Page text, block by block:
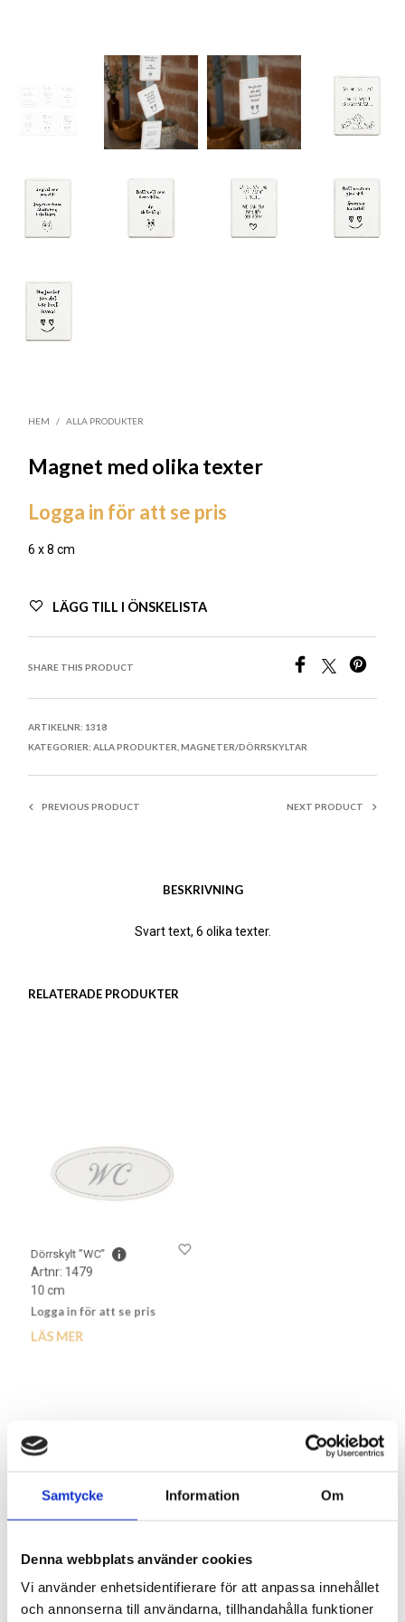
Samtycke Information Om
Denna webbplats använder cookies
Vi använder enhetsidentifierare för att anpassa innehållet
och annonserna till användarna, tillhandahålla funktioner
HEM / ALLA PRODUKTER
Magnet med olika texter
Logga in för att se pris
6 x 8 cm
LÄGG TILL I ÖNSKELISTA
SHARE THIS PRODUCT
ARTIKELNR: 1318
KATEGORIER:ALLA PRODUKTER ,MAGNETER/DÖRRSKYLTAR
PREVIOUS PRODUCT NEXT PRODUCT
BESKRIVNING
Svart text, 6 olika texter.
RELATERADE PRODUKTER
Dörrskylt ”WC”
Artnr: 1479
10 cm
Logga in för att se pris
LÄS MER